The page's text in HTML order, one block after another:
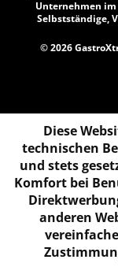
Unternehmen im
Selbstständige,
© 2026
Diese
technischen
und stets
Komfort bei
anderen